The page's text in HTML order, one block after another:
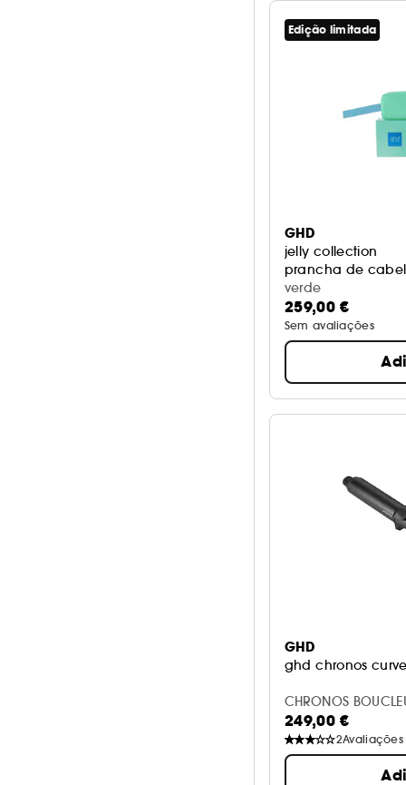
Edição limitada
GHD
jelly collection
prancha de
verde
259,00 €
Sem avaliações
GHD
ghd chronos
CHRONOS
249,00 €
2Avaliações